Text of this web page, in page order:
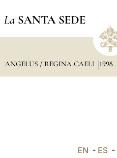
La SANTA SEDE
ANGELUS / REGINA CAELI 1998
EN - ES-